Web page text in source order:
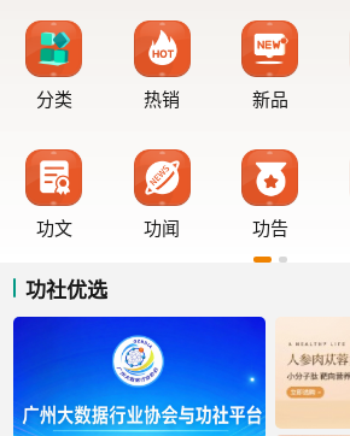
分类 热销 新品
功文 功闻 功告
功社优选